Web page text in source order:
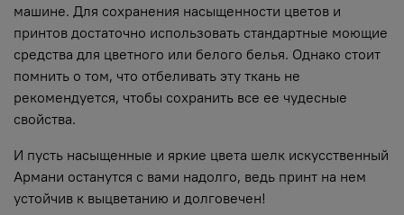
машине. Для сохранения насыщенности цветов и
принтов достаточно использовать стандартные моющие
средства для цветного или белого белья. Однако стоит
помнить о том, что отбеливать эту ткань не
рекомендуется, чтобы сохранить все ее чудесные
свойства.
И пусть насыщенные и яркие цвета шелк искусственный
Армани останутся с вами надолго, ведь принт на нем
устойчив к выцветанию и долговечен!